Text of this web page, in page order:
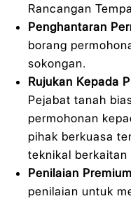
Rancangan
Penghantaran
borang
sokongan.
Rujukan Kepada
Pejabat tanah
permohonan
pihak berkuasa
teknikal berkaitan
Penilaian
penilaian untuk